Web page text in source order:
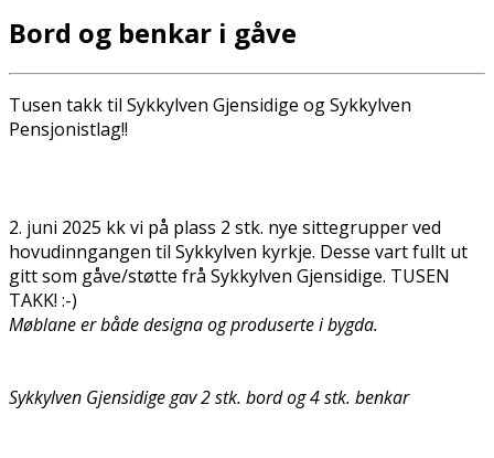
Bord og benkar i gåve
Tusen takk til Sykkylven Gjensidige og Sykkylven
Pensjonistlag!!
2. juni 2025 fikk vi på plass 2 stk. nye sittegrupper ved
hovudinngangen til Sykkylven kyrkje. Desse vart fullt ut
gitt som gåve/støtte frå Sykkylven Gjensidige. TUSEN
TAKK! :-)
Møblane er både designa og produserte i bygda.
Sykkylven Gjensidige gav 2 stk. bord og 4 stk. benkar